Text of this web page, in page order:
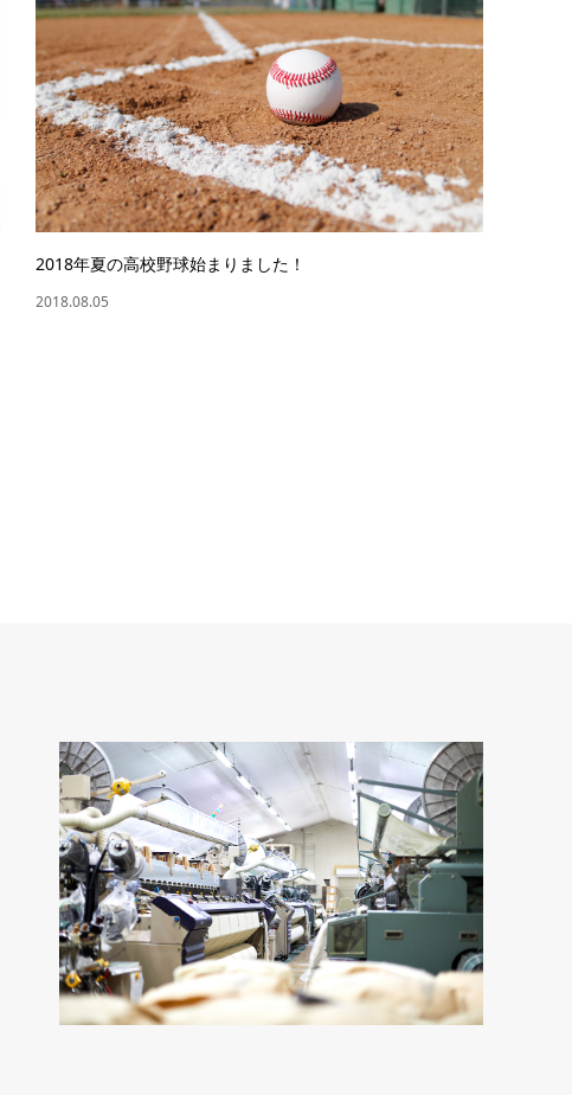
2018年夏の高校野球始まりました！
2018.08.05